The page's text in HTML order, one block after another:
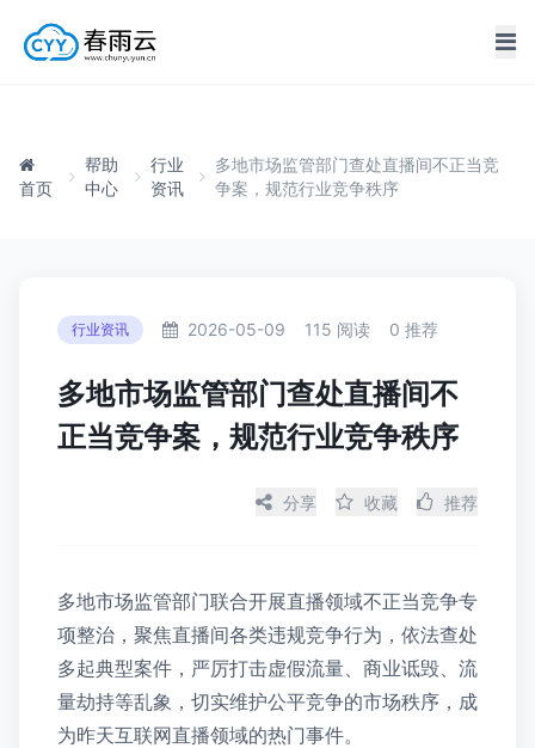
首页
帮助
中心
行业
资讯
多地市场监管部门查处直播间不正当竞
争案，规范行业竞争秩序
行业资讯 2026-05-09 115 阅读 0 推荐
多地市场监管部门查处直播间不
正当竞争案，规范行业竞争秩序
分享 收藏 推荐
多地市场监管部门联合开展直播领域不正当竞争专
项整治，聚焦直播间各类违规竞争行为，依法查处
多起典型案件，严厉打击虚假流量、商业诋毁、流
量劫持等乱象，切实维护公平竞争的市场秩序，成
为昨天互联网直播领域的热门事件。